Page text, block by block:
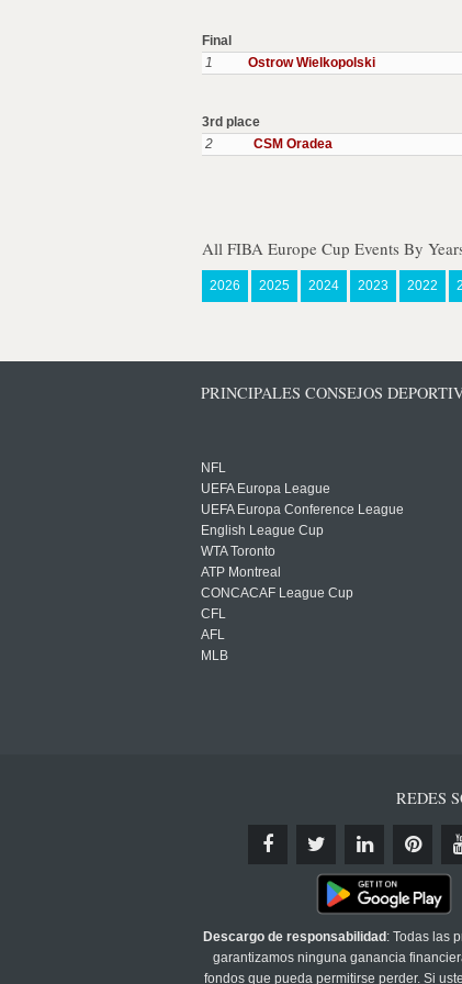
Final
1
Ostrow Wielkopolski
3rd place
2
CSM Oradea
All FIBA Europe Cup Events By
2026 2025 2024 2023 2022
PRINCIPALES CONSEJOS
NFL
UEFA Europa League
UEFA Europa Conference League
English League Cup
WTA Toronto
ATP Montreal
CONCACAF League Cup
CFL
AFL
MLB
REDES
Descargo de responsabilidad : Todas las
garantizamos ninguna ganancia
fondos que pueda permitirse perder. Si